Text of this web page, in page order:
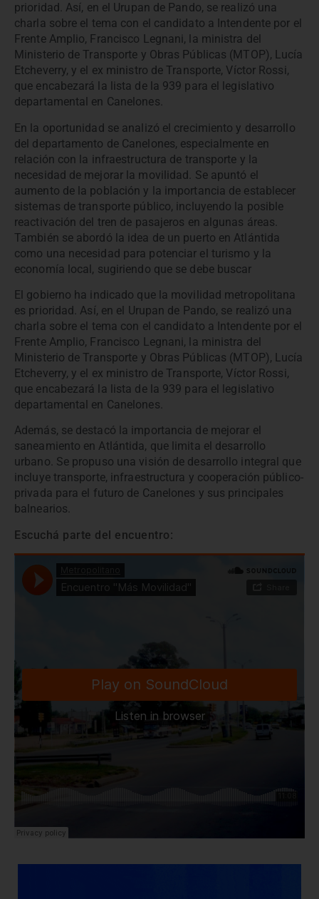
prioridad. Así, en el Urupan de Pando, se realizó una
charla sobre el tema con el candidato a Intendente por el
Frente Amplio, Francisco Legnani, la ministra del
Ministerio de Transporte y Obras Públicas (MTOP), Lucía
Etcheverry, y el ex ministro de Transporte, Víctor Rossi,
que encabezará la lista de la 939 para el legislativo
departamental en Canelones.
En la oportunidad se analizó el crecimiento y desarrollo
del departamento de Canelones, especialmente en
relación con la infraestructura de transporte y la
necesidad de mejorar la movilidad. Se apuntó el
aumento de la población y la importancia de establecer
sistemas de transporte público, incluyendo la posible
reactivación del tren de pasajeros en algunas áreas.
También se abordó la idea de un puerto en Atlántida
como una necesidad para potenciar el turismo y la
economía local, sugiriendo que se debe buscar
El gobierno ha indicado que la movilidad metropolitana
es prioridad. Así, en el Urupan de Pando, se realizó una
charla sobre el tema con el candidato a Intendente por el
Frente Amplio, Francisco Legnani, la ministra del
Ministerio de Transporte y Obras Públicas (MTOP), Lucía
Etcheverry, y el ex ministro de Transporte, Víctor Rossi,
que encabezará la lista de la 939 para el legislativo
departamental en Canelones.
Además, se destacó la importancia de mejorar el
saneamiento en Atlántida, que limita el desarrollo
urbano. Se propuso una visión de desarrollo integral que
incluye transporte, infraestructura y cooperación público-
privada para el futuro de Canelones y sus principales
balnearios.
Escuchá parte del encuentro: